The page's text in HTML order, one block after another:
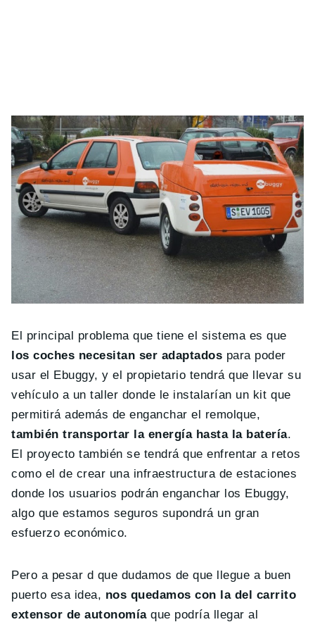
El principal problema que tiene el sistema es que
los coches necesitan ser adaptados para poder
usar el Ebuggy, y el propietario tendrá que llevar su
vehículo a un taller donde le instalarían un kit que
permitirá además de enganchar el remolque,
también transportar la energía hasta la batería.
El proyecto también se tendrá que enfrentar a retos
como el de crear una infraestructura de estaciones
donde los usuarios podrán enganchar los Ebuggy,
algo que estamos seguros supondrá un gran
esfuerzo económico.
Pero a pesar d que dudamos de que llegue a buen
puerto esa idea, nos quedamos con la del carrito
extensor de autonomíaque podría llegar al